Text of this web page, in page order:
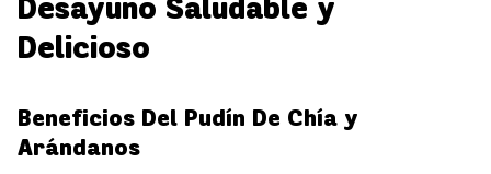
Desayuno Saludable y
Delicioso
Beneficios Del Pudín De Chía y
Arándanos